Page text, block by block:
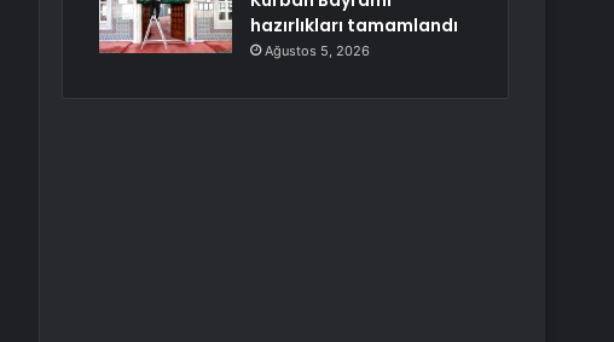
hazırlıkları tamamlandı
Ağustos 5, 2026